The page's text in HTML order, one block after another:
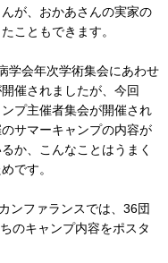
が、おかあさんの実家の
こともできます。
学会年次学術集会にあわせ
催されましたが、今回
プ主催者集会が開催され
サマーキャンプの内容が
か、こんなことはうまく
です。
ンファランスでは、36団
のキャンプ内容をポスタ